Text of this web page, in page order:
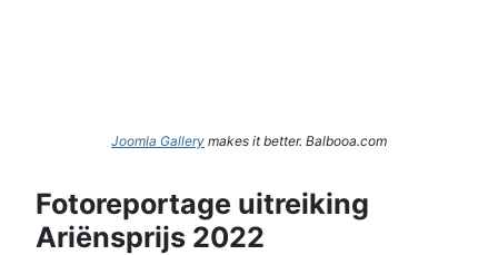
Joomla Gallery makes it better. Balbooa.com
Fotoreportage uitreiking
Ariënsprijs 2022